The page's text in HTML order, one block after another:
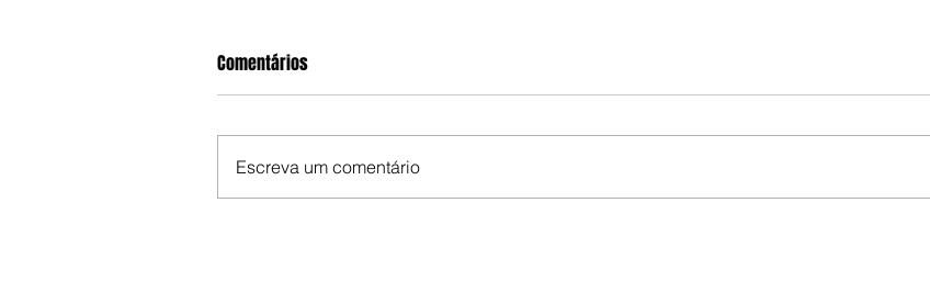
Comentários
Escreva um comentário